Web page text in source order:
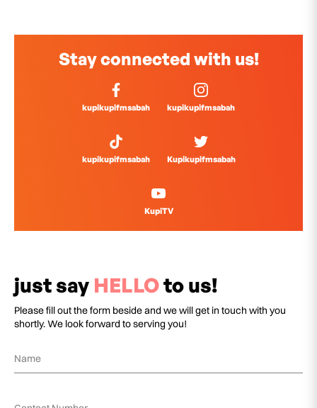
Stay connected with us!
kupikupifmsabah kupikupifmsabah
kupikupifmsabah Kupikupifmsabah
KupiTV
just say HELLOto us!
Please fill out the form beside and we will get in touch with you
shortly. We look forward to serving you!